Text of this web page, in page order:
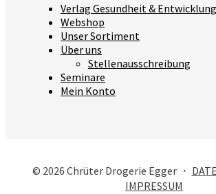
Verlag Gesundheit & Entwicklung
Webshop
Unser Sortiment
Über uns
Stellenausschreibung
Seminare
Mein Konto
© 2026 Chrüter Drogerie Egger ・
IMPRESSUM